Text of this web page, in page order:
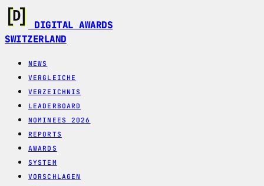
DIGITAL AWARDS
SWITZERLAND
NEWS
VERGLEICHE
VERZEICHNIS
LEADERBOARD
NOMINEES 2026
REPORTS
AWARDS
SYSTEM
VORSCHLAGEN